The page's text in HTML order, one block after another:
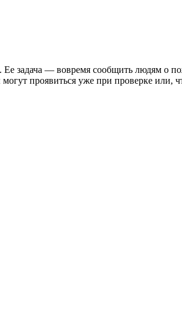
задача — вовремя сообщить людям о
проявиться уже при проверке или,